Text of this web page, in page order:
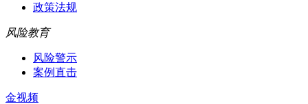
政策法规
风险教育
风险警示
案例直击
金视频